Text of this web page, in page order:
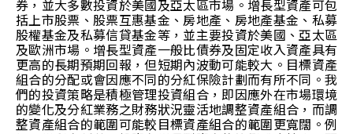
券，並大多數投資於美國及亞太區市場。增長型資產可包
括上市股票、股票互惠基金、房地產、房地產基金、私募
股權基金及私募信貸基金等，並主要投資於美國、亞太區
及歐洲市場。增長型資產一般比債券及固定收入資產具有
更高的長期預期回報，但短期內波動可能較大。目標資產
組合的分配或會因應不同的分紅保險計劃而有所不同。我
們的投資策略是積極管理投資組合，即因應外在市場環境
的變化及分紅業務之財務狀況靈活地調整資產組合，而調
整資產組合的範圍可能較目標資產組合的範圍更寬闊。例